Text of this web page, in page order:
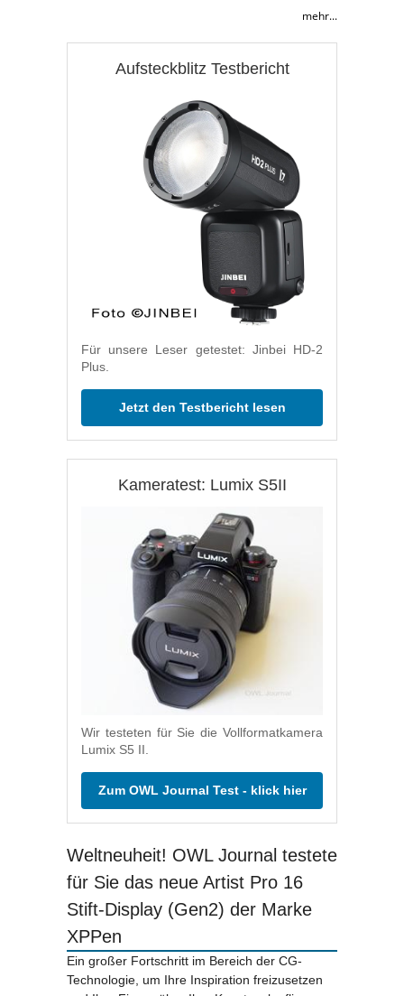
mehr...
Aufsteckblitz Testbericht
Für unsere Leser getestet: Jinbei HD-2
Plus.
Jetzt den Testbericht lesen
Kameratest: Lumix S5II
Wir testeten für Sie die Vollformatkamera
Lumix S5 II.
Zum OWL Journal Test - klick hier
Weltneuheit! OWL Journal testete
für Sie das neue Artist Pro 16
Stift-Display (Gen2) der Marke
XPPen
Ein großer Fortschritt im Bereich der CG-
Technologie, um Ihre Inspiration freizusetzen